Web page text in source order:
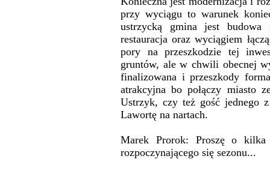
przy wyciągu to warunek
ustrzycką gmina jest
restauracja oraz wyciągiem
pory na przeszkodzie tej
gruntów, ale w chwili obecnej
finalizowana i przeszkody
atrakcyjna bo połączy miasto
Ustrzyk, czy też gość jednego
Lawortę na nartach.
Marek Prorok: Proszę o kilka
rozpoczynającego się sezonu...